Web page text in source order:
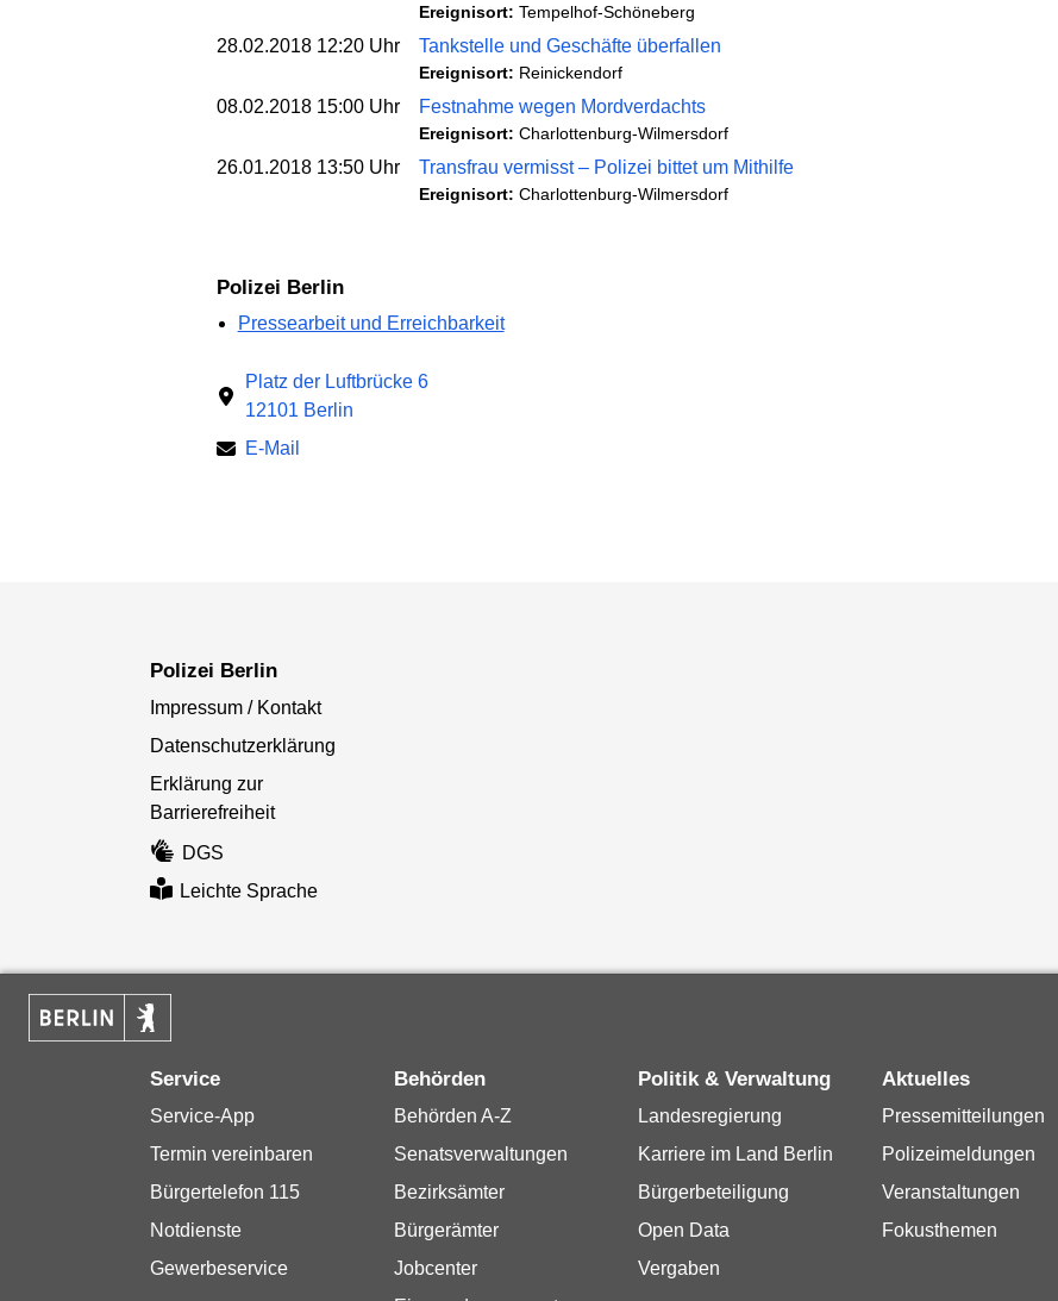
Ereignisort: Tempelhof-Schöneberg
28.02.2018 12:20 Uhr Tankstelle und Geschäfte überfallen
Ereignisort: Reinickendorf
08.02.2018 15:00 Uhr Festnahme wegen Mordverdachts
Ereignisort: Charlottenburg-Wilmersdorf
26.01.2018 13:50 Uhr Transfrau vermisst – Polizei bittet um Mithilfe
Ereignisort: Charlottenburg-Wilmersdorf
Polizei Berlin
Pressearbeit und Erreichbarkeit
Platz der Luftbrücke 6
12101 Berlin
E-Mail
Polizei Berlin
Impressum / Kontakt
Datenschutzerklärung
Erklärung zur
Barrierefreiheit
DGS
Leichte Sprache
Service
Service-App
Termin vereinbaren
Bürgertelefon 115
Notdienste
Gewerbeservice
Behörden
Behörden A-Z
Senatsverwaltungen
Bezirksämter
Bürgerämter
Jobcenter
Politik & Verwaltung
Landesregierung
Karriere im Land Berlin
Bürgerbeteiligung
Open Data
Vergaben
Aktuelles
Pressemitteilungen
Polizeimeldungen
Veranstaltungen
Fokusthemen